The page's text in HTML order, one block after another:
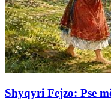
Shyqyri Fejzo: Pse